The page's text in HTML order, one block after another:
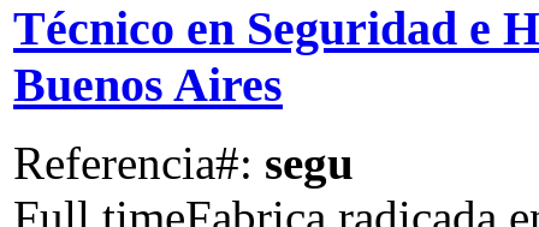
Técnico en Seguridad e
Buenos Aires
Referencia#: segu